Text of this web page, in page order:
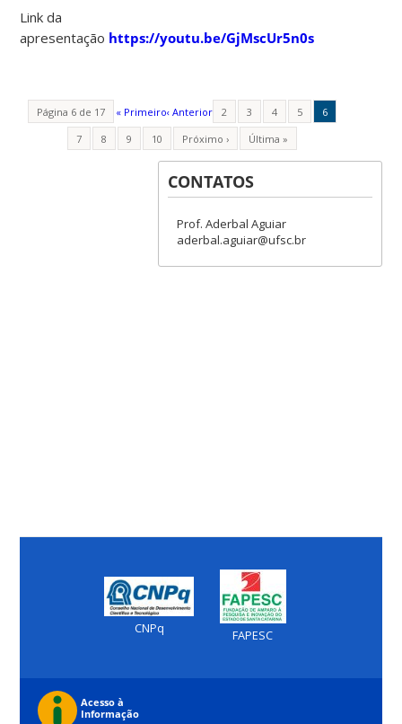
Link da
apresentação https://youtu.be/GjMscUr5n0s
Página 6 de 17 « Primeiro‹ Anterior 2 3 4 5
6
7
8 9 10 Próximo › Última »
CONTATOS
Prof. Aderbal Aguiar
aderbal.aguiar@ufsc.br
CNPq FAPESC